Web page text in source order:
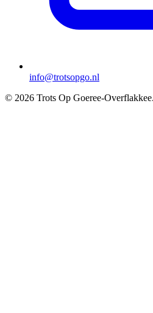
info@trotsopgo.nl
© 2026 Trots Op Goeree-